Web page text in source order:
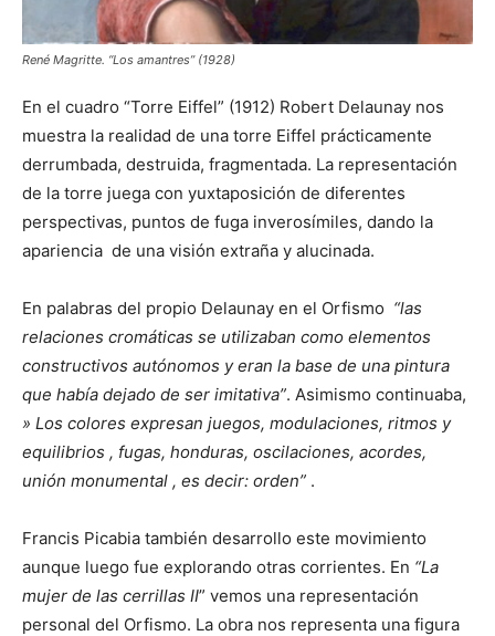
René Magritte. “Los amantres” (1928)
En el cuadro “Torre Eiffel” (1912) Robert Delaunay nos
muestra la realidad de una torre Eiffel prácticamente
derrumbada, destruida, fragmentada. La representación
de la torre juega con yuxtaposición de diferentes
perspectivas, puntos de fuga inverosímiles, dando la
apariencia de una visión extraña y alucinada.
En palabras del propio Delaunay en el Orfismo “las
relaciones cromáticas se utilizaban como elementos
constructivos autónomos y eran la base de una pintura
que había dejado de ser imitativa”. Asimismo continuaba,
» Los colores expresan juegos, modulaciones, ritmos y
equilibrios , fugas, honduras, oscilaciones, acordes,
unión monumental , es decir: orden” .
Francis Picabia también desarrollo este movimiento
aunque luego fue explorando otras corrientes. En “La
mujer de las cerrillas II” vemos una representación
personal del Orfismo. La obra nos representa una figura